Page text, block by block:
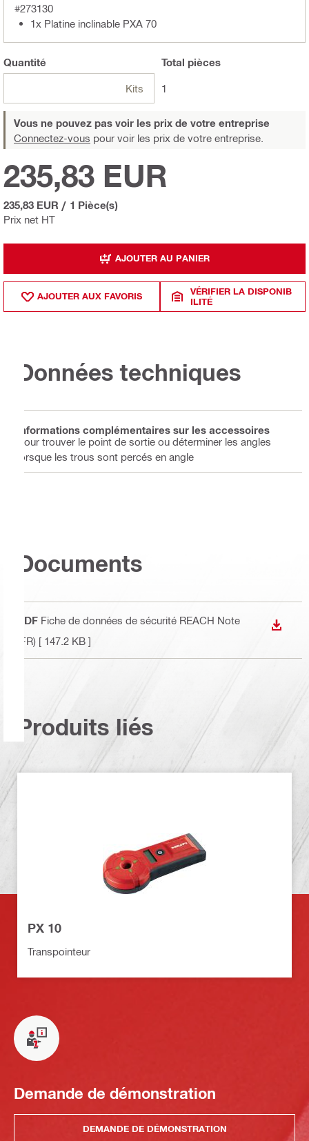
#273130
1x Platine inclinable PXA 70
Quantité
Kits
Total pièces
1
Vous ne pouvez pas voir les prix de votre entreprise
Connectez-vous pour voir les prix de votre entreprise.
Prix net HT
235,83 EUR
235,83 EUR / 1 Pièce(s)
AJOUTER AU PANIER
AJOUTER AUX FAVORIS
VÉRIFIER LA DISPONIB
ILITÉ
Données techniques
Informations complémentaires sur les accessoires
Pour trouver le point de sortie ou déterminer les angles
lorsque les trous sont percés en angle
Documents
PDF Fiche de données de sécurité REACH Note
(FR) [ 147.2 KB ]
Produits liés
PX 10
Transpointeur
Demande de démonstration
DEMANDE DE DÉMONSTRATION